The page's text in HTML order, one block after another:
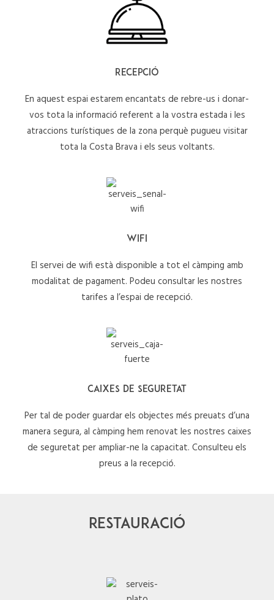
SEARCH
RECEPCIÓ
En aquest espai estarem encantats de rebre-us i donar-
vos tota la informació referent a la vostra estada i les
atraccions turístiques de la zona perquè pugueu visitar
tota la Costa Brava i els seus voltants.
WIFI
El servei de wifi està disponible a tot el càmping amb
modalitat de pagament. Podeu consultar les nostres
tarifes a l’espai de recepció.
CAIXES DE SEGURETAT
Per tal de poder guardar els objectes més preuats d’una
manera segura, al càmping hem renovat les nostres caixes
de seguretat per ampliar-ne la capacitat. Consulteu els
preus a la recepció.
RESTAURACIÓ